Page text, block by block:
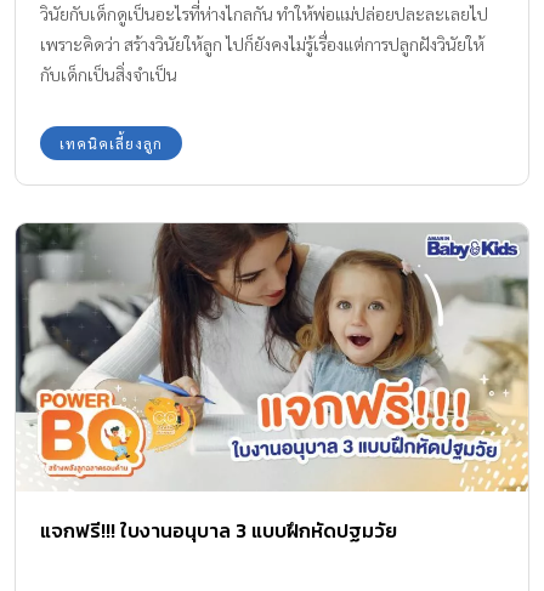
วินัยกับเด็กดูเป็นอะไรที่ห่างไกลกัน ทำให้พ่อแม่ปล่อยปละละเลยไป
เพราะคิดว่า สร้างวินัยให้ลูก ไปก็ยังคงไม่รู้เรื่องแต่การปลูกฝังวินัยให้
กับเด็กเป็นสิ่งจำเป็น
เทคนิคเลี้ยงลูก
แจกฟรี!!! ใบงานอนุบาล 3 แบบฝึกหัดปฐมวัย